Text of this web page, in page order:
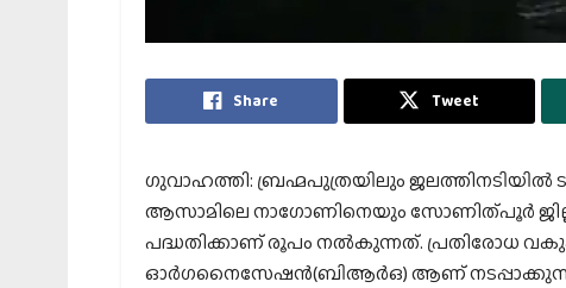
Share Tweet
ഗുവാഹത്തി: ബ്രഹ്മപുത്രയിലും ജലത്തിനടിയില്‍
ആസാമിലെ നാഗോണിനെയും സോണിത്പൂര്‍
പദ്ധതിക്കാണ് രൂപം നല്‍കുന്നത്. പ്രതിരോധ
ഓര്‍ഗനൈസേഷന്‍(ബിആര്‍ഒ) ആണ് നടപ്പാക്കുന്നത്.